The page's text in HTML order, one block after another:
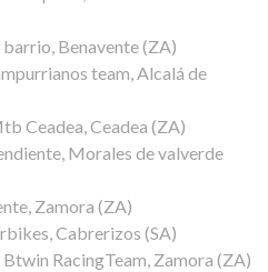
barrio, Benavente (ZA)
team, Alcalá de
Ceadea, Ceadea (ZA)
Morales de valverde
Zamora (ZA)
Cabrerizos (SA)
Btwin RacingTeam, Zamora (ZA)